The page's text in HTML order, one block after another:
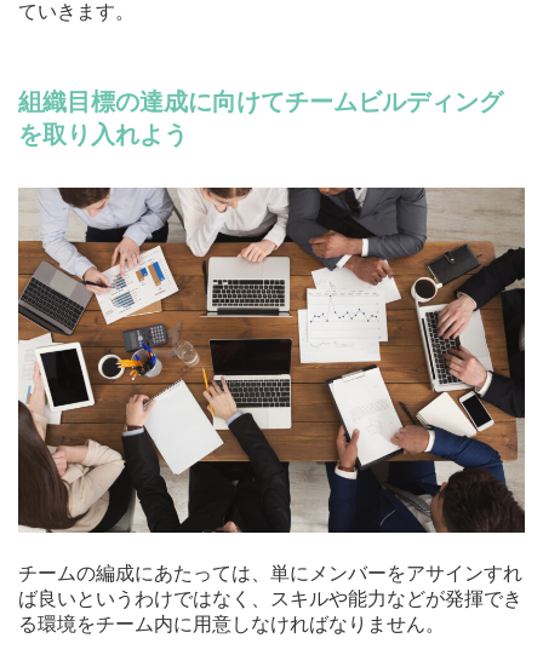
ていきます。
組織目標の達成に向けてチームビルディング
を取り入れよう
チームの編成にあたっては、単にメンバーをアサインすれ
ば良いというわけではなく、スキルや能力などが発揮でき
る環境をチーム内に用意しなければなりません。